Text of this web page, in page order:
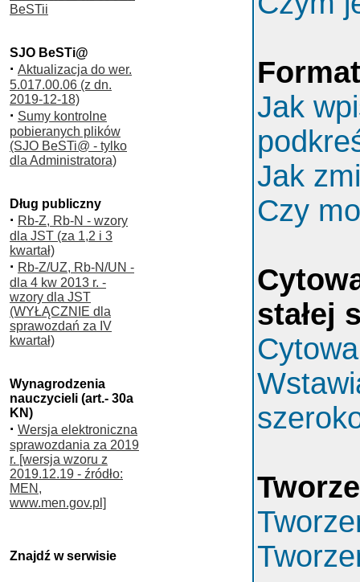
BeSTii
SJO BeSTi@
· Aktualizacja do wer.
5.017.00.06 (z dn.
2019-12-18)
· Sumy kontrolne
pobieranych plików
(SJO BeSTi@ - tylko
dla Administratora)
Dług publiczny
· Rb-Z, Rb-N - wzory
dla JST (za 1,2 i 3
kwartał)
· Rb-Z/UZ, Rb-N/UN -
dla 4 kw 2013 r. -
wzory dla JST
(WYŁĄCZNIE dla
sprawozdań za IV
kwartał)
Wynagrodzenia
nauczycieli (art.- 30a
KN)
· Wersja elektroniczna
sprawozdania za 2019
r. [wersja wzoru z
2019.12.19 - źródło:
MEN,
www.men.gov.pl]
Znajdź w serwisie
Jak
Jak
Czy
stałej